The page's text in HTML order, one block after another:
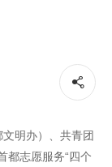
明办）、共青团
都志愿服务“四个